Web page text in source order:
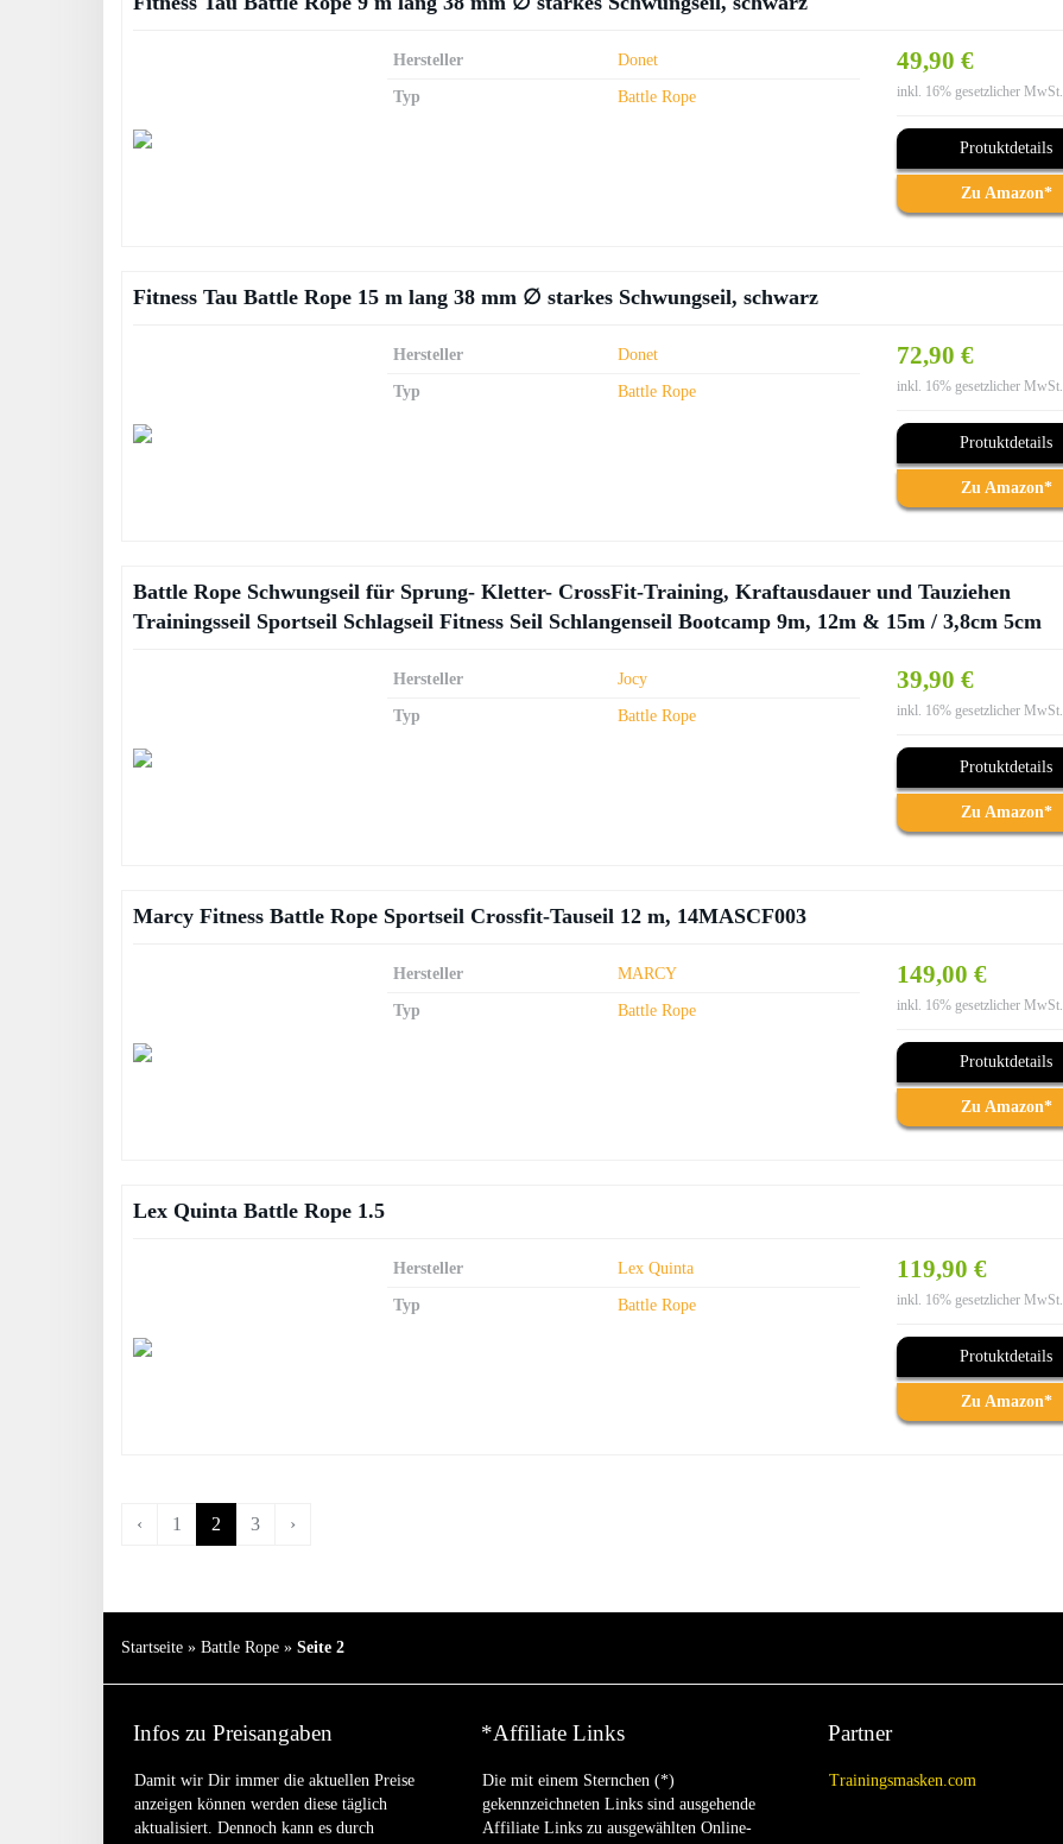
49,90 €
inkl. 16% gesetzlicher MwSt.
Protuktdetails
Zu Amazon*
Hersteller Donet
Typ Battle Rope
Fitness Tau Battle Rope 15 m lang 38 mm ∅ starkes Schwungseil, schwarz
72,90 €
inkl. 16% gesetzlicher MwSt.
Protuktdetails
Zu Amazon*
Hersteller Donet
Typ Battle Rope
Battle Rope Schwungseil für Sprung- Kletter- CrossFit-Training, Kraftausdauer und Tauziehen
Trainingsseil Sportseil Schlagseil Fitness Seil Schlangenseil Bootcamp 9m, 12m & 15m / 3,8cm 5cm
39,90 €
inkl. 16% gesetzlicher MwSt.
Protuktdetails
Zu Amazon*
Hersteller Jocy
Typ Battle Rope
Marcy Fitness Battle Rope Sportseil Crossfit-Tauseil 12 m, 14MASCF003
149,00 €
inkl. 16% gesetzlicher MwSt.
Protuktdetails
Zu Amazon*
Hersteller MARCY
Typ Battle Rope
Lex Quinta Battle Rope 1.5
119,90 €
inkl. 16% gesetzlicher MwSt.
Protuktdetails
Zu Amazon*
Hersteller Lex Quinta
Typ Battle Rope
‹ 1 2 3 ›
Startseite » Battle Rope » Seite 2
Infos zu Preisangaben
Damit wir Dir immer die aktuellen Preise
anzeigen können werden diese täglich
aktualisiert. Dennoch kann es durch
*Affiliate Links
Die mit einem Sternchen (*)
gekennzeichneten Links sind ausgehende
Affiliate Links zu ausgewählten Online-
Partner
Trainingsmasken.com